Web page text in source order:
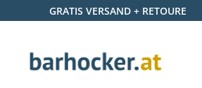
Hauptinhalt springen
Zur Suche springen
Zur Hauptnavigation springen
GRATIS VERSAND + RETOURE